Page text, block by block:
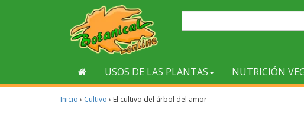
USOS DE LAS PLANTAS NUTRICIÓN
Inicio › Cultivo › El cultivo del árbol del amor